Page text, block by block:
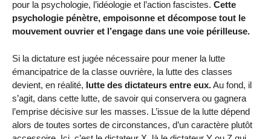
pour la psychologie, l’idéologie et l’action fascistes. Cette
psychologie pénètre, empoisonne et décompose tout le
mouvement ouvrier et l’engage dans une voie périlleuse.
Si la dictature est jugée nécessaire pour mener la lutte
émancipatrice de la classe ouvrière, la lutte des classes
devient, en réalité, lutte des dictateurs entre eux.Au fond, il
s’agit, dans cette lutte, de savoir qui conservera ou gagnera
l’emprise décisive sur les masses. L’issue de la lutte dépend
alors de toutes sortes de circonstances, d’un caractère plutôt